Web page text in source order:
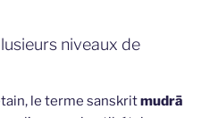
niveaux de
le terme sanskritmudrā